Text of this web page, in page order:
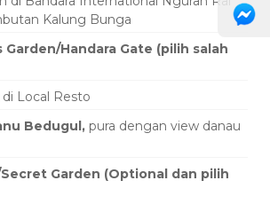
Kalung Bunga
Garden/Handara Gate (pilih salah
Local Resto
Bedugul, pura dengan view danau
Garden (Optional dan pilih